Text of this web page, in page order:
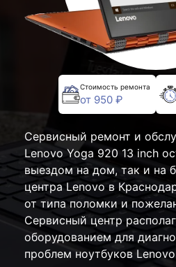
Стоимость ремонта
от 950 ₽
Сервисный ремонт и
Lenovo Yoga 920 13 inch
выездом на дом, так и на
центра Lenovo в
от типа поломки и
Сервисный центр
оборудованием для
проблем ноутбуков